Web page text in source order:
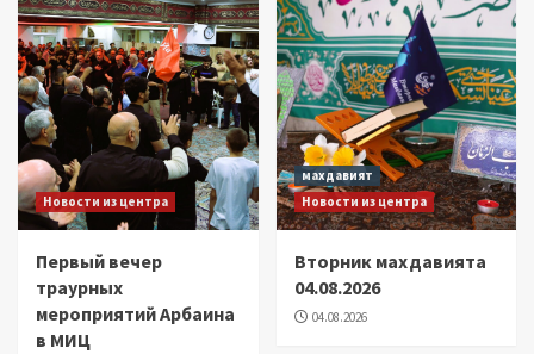
Новости из центра
Первый вечер
траурных
мероприятий Арбаина
в МИЦ
махдавият
Новости из центра
Вторник махдавията
04.08.2026
04.08.2026